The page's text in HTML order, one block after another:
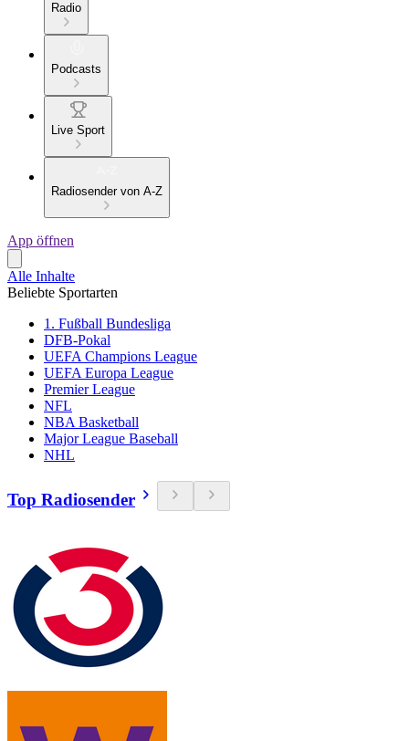
Radio
Podcasts
Live Sport
Radiosender von A-Z
App öffnen
Alle Inhalte
Beliebte Sportarten
1. Fußball Bundesliga
DFB-Pokal
UEFA Champions League
UEFA Europa League
Premier League
NFL
NBA Basketball
Major League Baseball
NHL
Top Radiosender